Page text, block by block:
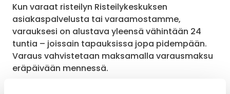
Kun varaat risteilyn Risteilykeskuksen
asiakaspalvelusta tai varaamostamme,
varauksesi on alustava yleensä vähintään 24
tuntia – joissain tapauksissa jopa pidempään.
Varaus vahvistetaan maksamalla varausmaksu
eräpäivään mennessä.